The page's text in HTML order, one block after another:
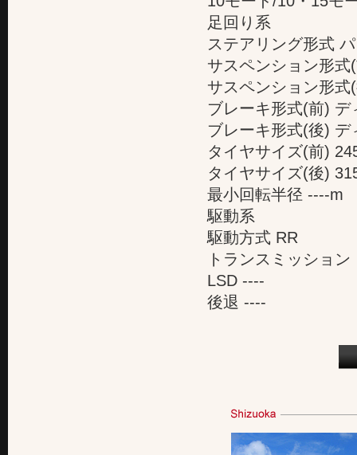
足回り系
ステアリング形式
サスペンション形
サスペンション形
ブレーキ形式(前) デ
ブレーキ形式(後) デ
タイヤサイズ(前)
タイヤサイズ(後)
最小回転半径 ----m
駆動系
駆動方式 RR
トランスミッション
LSD ----
後退 ----